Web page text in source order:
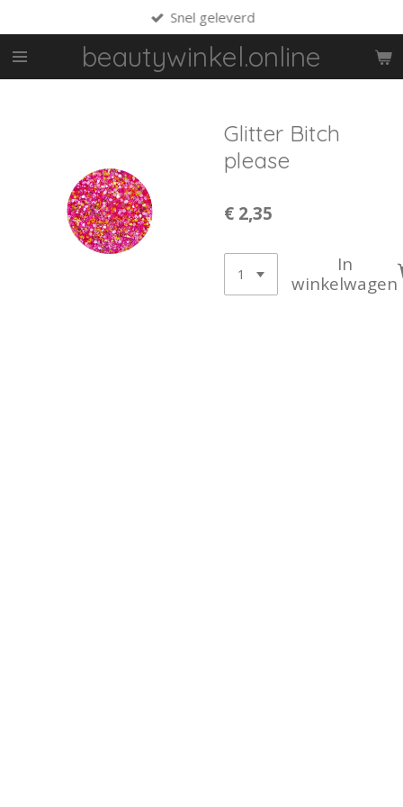
direct
naar
de
beautywinkel.online
Snel geleverd
Glitter Bitch
please
€ 2,35
In
winkelwagen